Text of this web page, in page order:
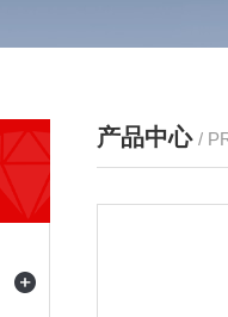
产品中心 /